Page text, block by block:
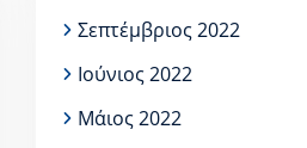
Σεπτέμβριος 2022
Ιούνιος 2022
Μάιος 2022